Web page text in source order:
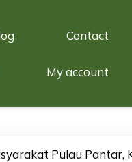
Contact
My account
Pulau Pantar,